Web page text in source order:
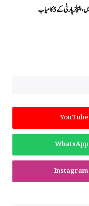
YouTube
WhatsApp
Instagram